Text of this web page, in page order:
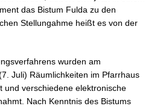
das Bistum Fulda zu den
Stellungahme heißt es von der
wurden am
Juli) Räumlichkeiten im Pfarrhaus
und verschiedene elektronische
Nach Kenntnis des Bistums